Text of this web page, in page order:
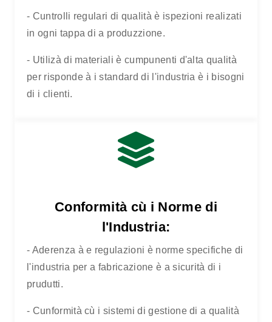
- Cuntrolli regulari di qualità è ispezioni realizati
in ogni tappa di a produzzione.
- Utilizà di materiali è cumpunenti d'alta qualità
per risponde à i standard di l'industria è i bisogni
di i clienti.
Conformità cù i Norme di
l'Industria:
- Aderenza à e regulazioni è norme specifiche di
l'industria per a fabricazione è a sicurità di i
prudutti.
- Cunformità cù i sistemi di gestione di a qualità